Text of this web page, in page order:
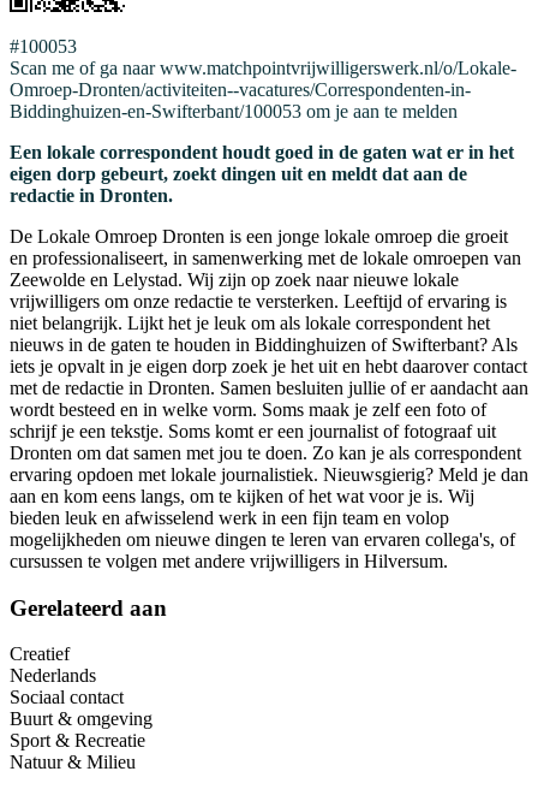
#100053
Scan me of ga naar www.matchpointvrijwilligerswerk.nl/o/Lokale-
Omroep-Dronten/activiteiten--vacatures/Correspondenten-in-
Biddinghuizen-en-Swifterbant/100053 om je aan te melden
Een lokale correspondent houdt goed in de gaten wat er in het
eigen dorp gebeurt, zoekt dingen uit en meldt dat aan de
redactie in Dronten.
De Lokale Omroep Dronten is een jonge lokale omroep die groeit
en professionaliseert, in samenwerking met de lokale omroepen van
Zeewolde en Lelystad. Wij zijn op zoek naar nieuwe lokale
vrijwilligers om onze redactie te versterken. Leeftijd of ervaring is
niet belangrijk. Lijkt het je leuk om als lokale correspondent het
nieuws in de gaten te houden in Biddinghuizen of Swifterbant? Als
iets je opvalt in je eigen dorp zoek je het uit en hebt daarover contact
met de redactie in Dronten. Samen besluiten jullie of er aandacht aan
wordt besteed en in welke vorm. Soms maak je zelf een foto of
schrijf je een tekstje. Soms komt er een journalist of fotograaf uit
Dronten om dat samen met jou te doen. Zo kan je als correspondent
ervaring opdoen met lokale journalistiek. Nieuwsgierig? Meld je dan
aan en kom eens langs, om te kijken of het wat voor je is. Wij
bieden leuk en afwisselend werk in een fijn team en volop
mogelijkheden om nieuwe dingen te leren van ervaren collega's, of
cursussen te volgen met andere vrijwilligers in Hilversum.
Gerelateerd aan
Creatief
Nederlands
Sociaal contact
Buurt & omgeving
Sport & Recreatie
Natuur & Milieu